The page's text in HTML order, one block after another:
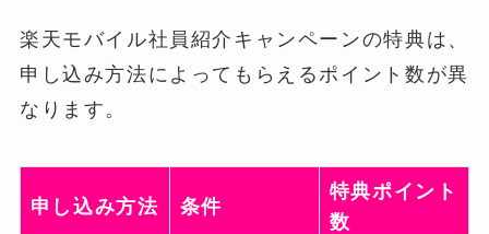
楽天モバイル社員紹介キャンペーンの特典は、
申し込み方法によってもらえるポイント数が異
なります。
申し込み方法 条件
特典ポイント
数